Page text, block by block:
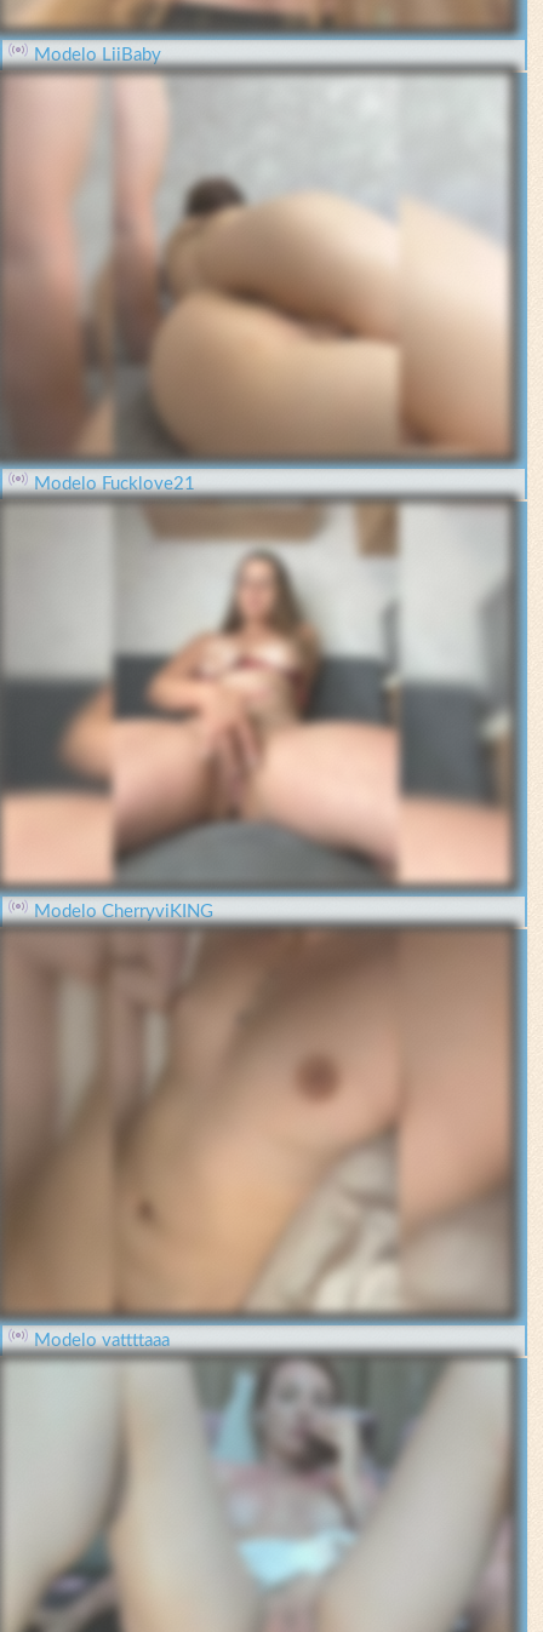
Modelo LiiBaby
Modelo Fucklove21
Modelo CherryviKING
Modelo vattttaaa